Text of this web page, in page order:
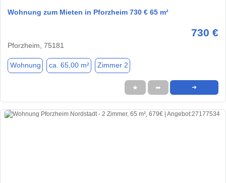
Wohnung zum Mieten in Pforzheim 730 € 65 m²
730 €
Pforzheim, 75181
Wohnung ca. 65,00 m² Zimmer 2
★ ➦ ➜